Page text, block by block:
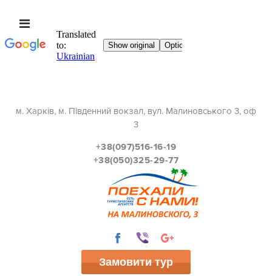
м. Харків, м. Південний вокзал, вул. Малиновського 3, оф
3
+38(097)516-16-19
+38(050)325-29-77
Замовити тур